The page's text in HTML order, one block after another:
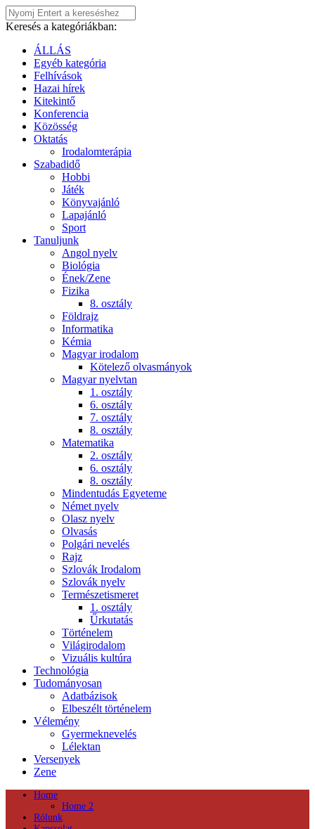
Keresés a kategóriákban:
ÁLLÁS
Egyéb kategória
Felhívások
Hazai hírek
Kitekintő
Konferencia
Közösség
Oktatás
Irodalomterápia
Szabadidő
Hobbi
Játék
Könyvajánló
Lapajánló
Sport
Tanuljunk
Angol nyelv
Biológia
Ének/Zene
Fizika
8. osztály
Földrajz
Informatika
Kémia
Magyar irodalom
Kötelező olvasmányok
Magyar nyelvtan
1. osztály
6. osztály
7. osztály
8. osztály
Matematika
2. osztály
6. osztály
8. osztály
Mindentudás Egyeteme
Német nyelv
Olasz nyelv
Olvasás
Polgári nevelés
Rajz
Szlovák Irodalom
Szlovák nyelv
Természetismeret
1. osztály
Űrkutatás
Történelem
Világirodalom
Vizuális kultúra
Technológia
Tudományosan
Adatbázisok
Elbeszélt történelem
Vélemény
Gyermeknevelés
Lélektan
Versenyek
Zene
Home
Home 2
Rólunk